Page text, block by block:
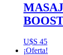
U$S 45
¡Oferta!